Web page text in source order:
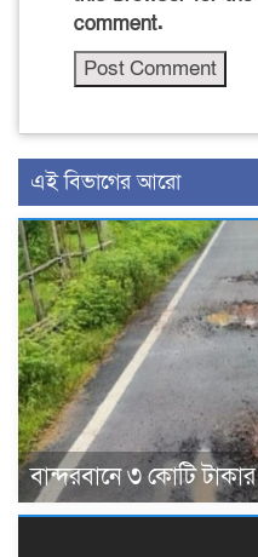
comment.
এই বিভাগের আরো
বান্দরবানে ৩ কোটি